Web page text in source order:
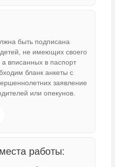
быть подписана
не имеющих своего
а вписанных в паспорт
бланк анкеты с
заявление
или опекунов.
работы: